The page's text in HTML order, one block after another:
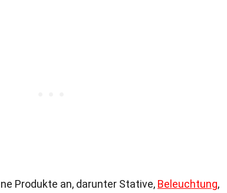
Produkte an, darunter Stative, Beleuchtung,